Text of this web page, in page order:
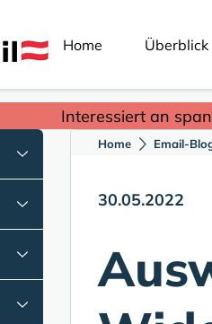
Home Überblick
Interessiert an
Home Email-
30.05.2022